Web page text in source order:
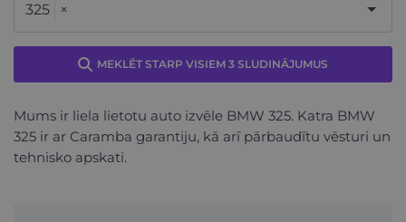
325 ×
MEKLĒT STARP VISIEM 3 SLUDINĀJUMUS
Mums ir liela lietotu auto izvēle BMW 325. Katra BMW
325 ir ar Caramba garantiju, kā arī pārbaudītu vēsturi un
tehnisko apskati.